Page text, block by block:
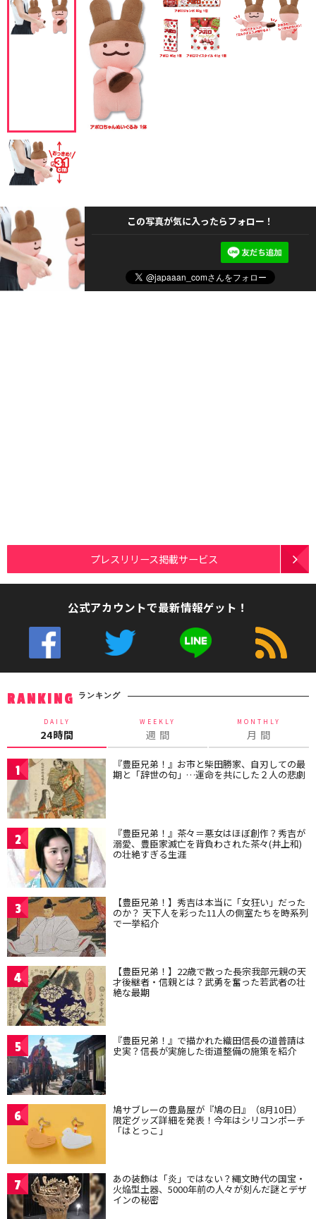
この写真が気に入ったらフォロー！
プレスリリース掲載サービス
公式アカウントで最新情報ゲット！
RANKING ランキング
DAILY
24時間
WEEKLY
週 間
MONTHLY
月 間
1 『豊臣兄弟！』お市と柴田勝家、自刃しての最
期と「辞世の句」…運命を共にした２人の悲劇
2 『豊臣兄弟！』茶々＝悪女はほぼ創作？秀吉が
溺愛、豊臣家滅亡を背負わされた茶々(井上和)
の壮絶すぎる生涯
3 【豊臣兄弟！】秀吉は本当に「女狂い」だった
のか？ 天下人を彩った11人の側室たちを時系列
で一挙紹介
4 【豊臣兄弟！】22歳で散った長宗我部元親の天
才後継者・信親とは？武勇を奮った若武者の壮
絶な最期
5 『豊臣兄弟！』で描かれた織田信長の道普請は
史実？信長が実施した街道整備の施策を紹介
6 鳩サブレーの豊島屋が『鳩の日』（8月10日）
限定グッズ詳細を発表！今年はシリコンポーチ
「はとっこ」
7 あの装飾は「炎」ではない？縄文時代の国宝・
火焔型土器、5000年前の人々が刻んだ謎とデザ
インの秘密